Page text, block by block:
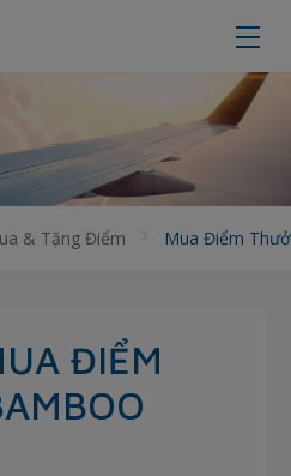
& Tặng Điểm Mua Điểm
ĐIỂM